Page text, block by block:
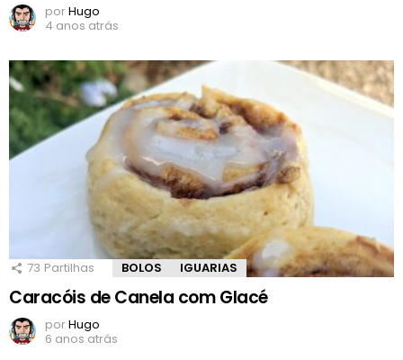
porHugo
4 anos atrás
73 Partilhas BOLOS IGUARIAS
Caracóis de Canela com Glacé
porHugo
6 anos atrás